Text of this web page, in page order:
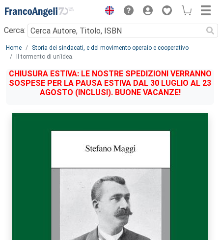
Menu
Cerca:
Main content
Home
Storia dei sindacati, e del movimento operaio e cooperativo
Il tormento di un'idea.
CHIUSURA ESTIVA: LE NOSTRE SPEDIZIONI VERRANNO
SOSPESE PER LA PAUSA ESTIVA DAL 30 LUGLIO AL 23
AGOSTO (INCLUSI). BUONE VACANZE!